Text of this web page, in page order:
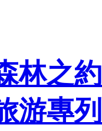
林之
游專